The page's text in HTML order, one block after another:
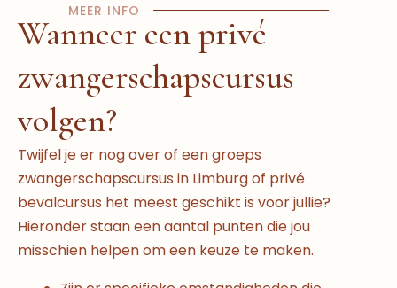
MEER INFO
Wanneer een privé
zwangerschapscursus
volgen?
Twijfel je er nog over of een groeps
zwangerschapscursus in Limburg of privé
bevalcursus het meest geschikt is voor jullie?
Hieronder staan een aantal punten die jou
misschien helpen om een keuze te maken.